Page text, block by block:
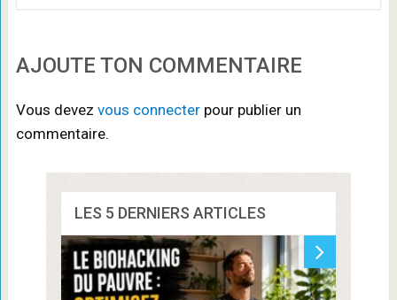
AJOUTE TON COMMENTAIRE
Vous devez vous connecterpour publier un
commentaire.
LES 5 DERNIERS ARTICLES